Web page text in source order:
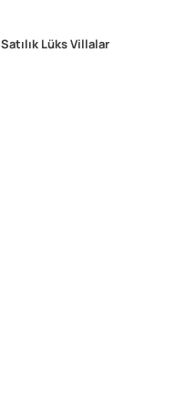
Satılık Lüks Villalar